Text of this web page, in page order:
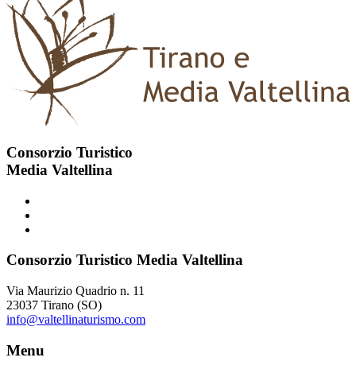
Consorzio Turistico
Media Valtellina
Consorzio Turistico Media Valtellina
Via Maurizio Quadrio n. 11
23037 Tirano (SO)
info@valtellinaturismo.com
Menu